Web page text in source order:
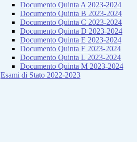
Documento Quinta A 2023-2024
Documento Quinta B 2023-2024
Documento Quinta C 2023-2024
Documento Quinta D 2023-2024
Documento Quinta E 2023-2024
Documento Quinta F 2023-2024
Documento Quinta L 2023-2024
Documento Quinta M 2023-2024
Esami di Stato 2022-2023